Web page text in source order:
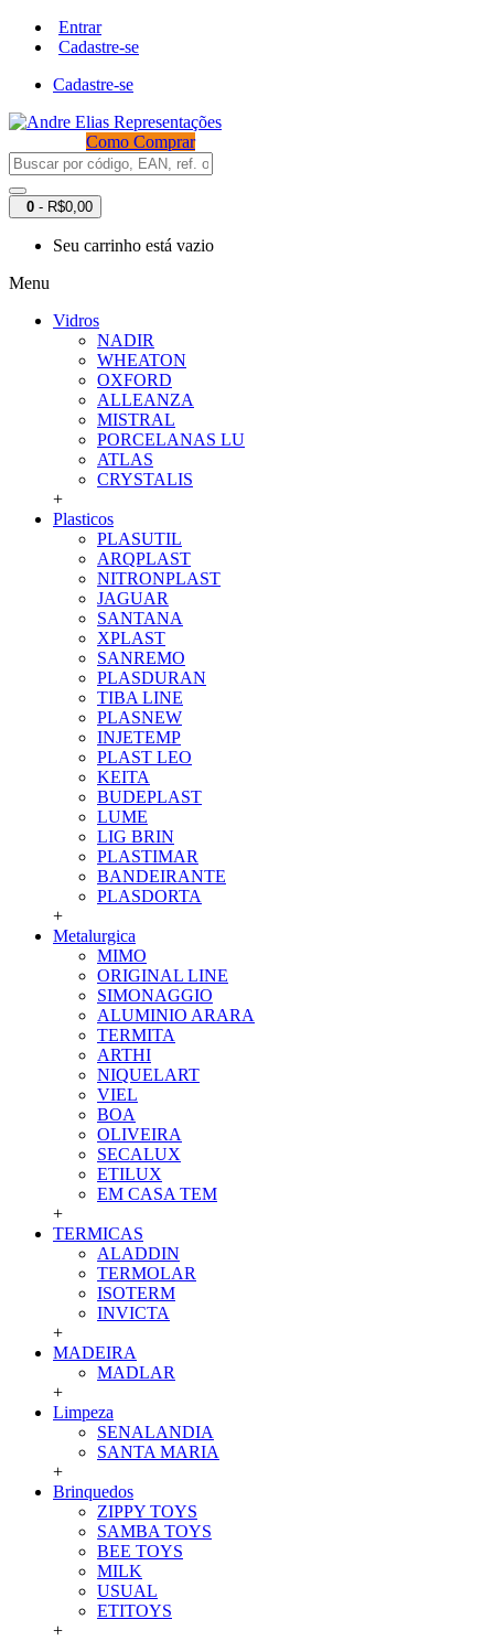
Entrar
Cadastre-se
Cadastre-se
Como Comprar
0 - R$0,00
Seu carrinho está vazio
Menu
Vidros
NADIR
WHEATON
OXFORD
ALLEANZA
MISTRAL
PORCELANAS LU
ATLAS
CRYSTALIS
+
Plasticos
PLASUTIL
ARQPLAST
NITRONPLAST
JAGUAR
SANTANA
XPLAST
SANREMO
PLASDURAN
TIBA LINE
PLASNEW
INJETEMP
PLAST LEO
KEITA
BUDEPLAST
LUME
LIG BRIN
PLASTIMAR
BANDEIRANTE
PLASDORTA
+
Metalurgica
MIMO
ORIGINAL LINE
SIMONAGGIO
ALUMINIO ARARA
TERMITA
ARTHI
NIQUELART
VIEL
BOA
OLIVEIRA
SECALUX
ETILUX
EM CASA TEM
+
TERMICAS
ALADDIN
TERMOLAR
ISOTERM
INVICTA
+
MADEIRA
MADLAR
+
Limpeza
SENALANDIA
SANTA MARIA
+
Brinquedos
ZIPPY TOYS
SAMBA TOYS
BEE TOYS
MILK
USUAL
ETITOYS
+